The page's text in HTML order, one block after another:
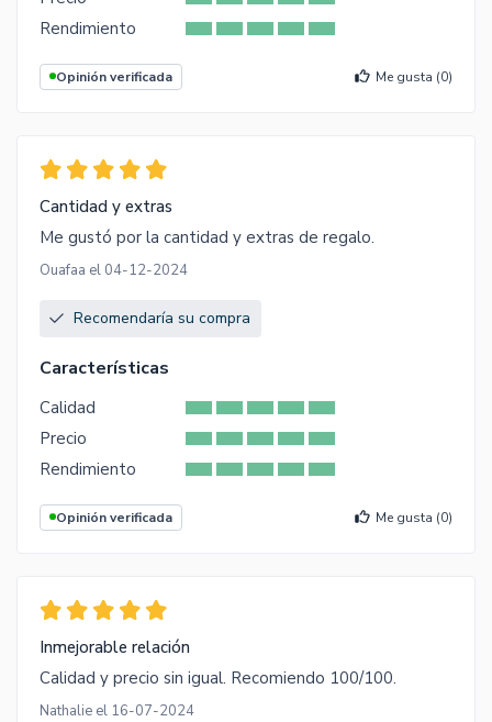
Rendimiento
Opinión verificada Me gusta (0)
Cantidad y extras
Me gustó por la cantidad y extras de regalo.
Ouafaa el 04-12-2024
Recomendaría su compra
Características
Calidad
Precio
Rendimiento
Opinión verificada Me gusta (0)
Inmejorable relación
Calidad y precio sin igual. Recomiendo 100/100.
Nathalie el 16-07-2024